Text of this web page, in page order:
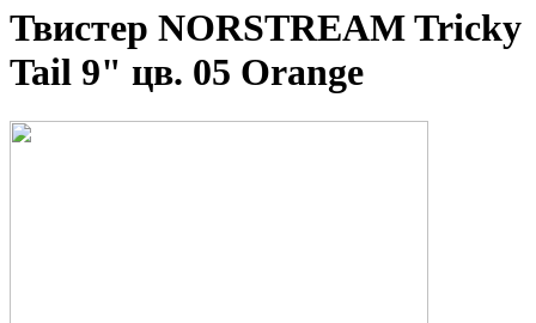
Твистер NORSTREAM Tricky
Tail 9" цв. 05 Orange